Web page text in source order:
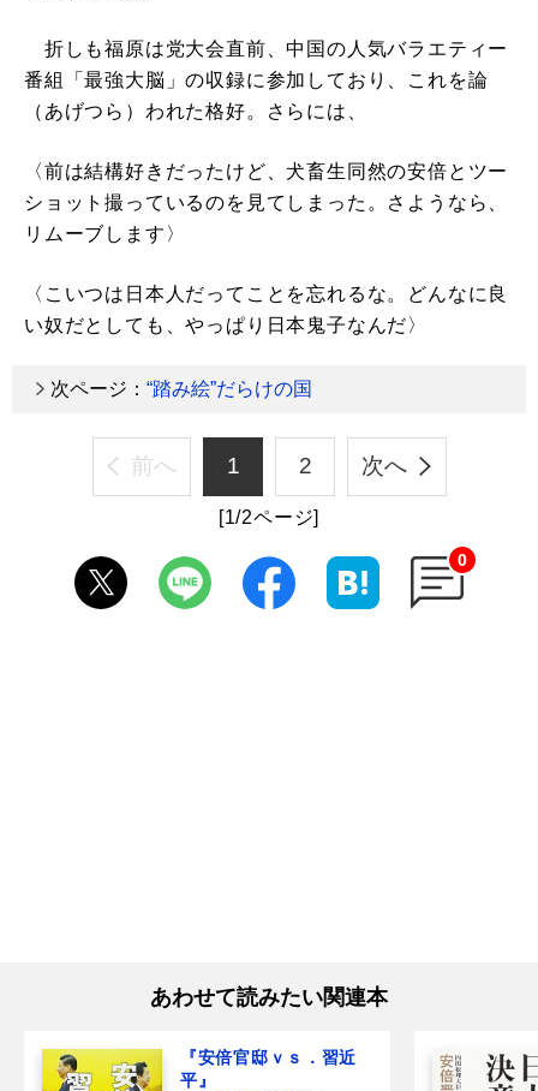
折しも福原は党大会直前、中国の人気バラエティー
番組「最強大脳」の収録に参加しており、これを論
（あげつら）われた格好。さらには、
〈前は結構好きだったけど、犬畜生同然の安倍とツー
ショット撮っているのを見てしまった。さようなら、
リムーブします〉
〈こいつは日本人だってことを忘れるな。どんなに良
い奴だとしても、やっぱり日本鬼子なんだ〉
次ページ： “踏み絵”だらけの国
前へ 1 2 次へ
[1/2ページ]
0
あわせて読みたい関連本
『安倍官邸ｖｓ．習近
平』